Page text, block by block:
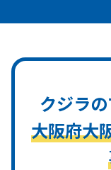
クジラ
大阪府大